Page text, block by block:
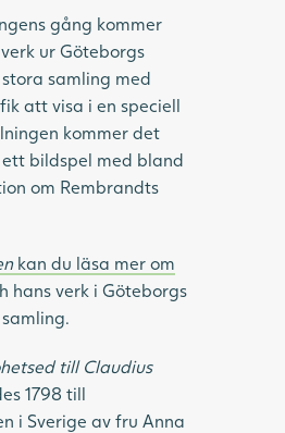
gång kommer
ur Göteborgs
samling med
att visa i en speciell
kommer det
bildspel med bland
om Rembrandts
kan du läsa mer om
hans verk i Göteborgs
till Claudius
1798 till
i Sverige av fru Anna